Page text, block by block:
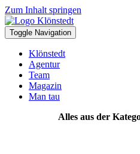
Zum Inhalt springen
Toggle Navigation
Klönstedt
Agentur
Team
Magazin
Man tau
Alles aus der